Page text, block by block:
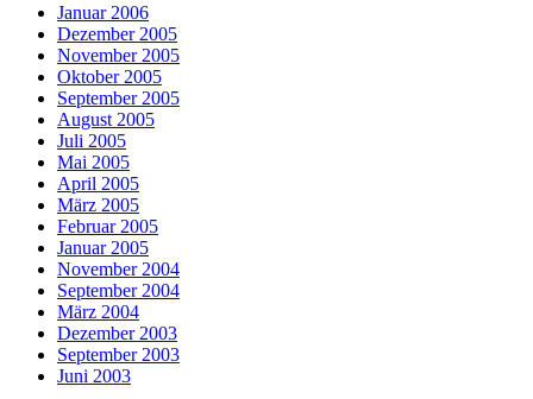
Januar 2006
Dezember 2005
November 2005
Oktober 2005
September 2005
August 2005
Juli 2005
Mai 2005
April 2005
März 2005
Februar 2005
Januar 2005
November 2004
September 2004
März 2004
Dezember 2003
September 2003
Juni 2003